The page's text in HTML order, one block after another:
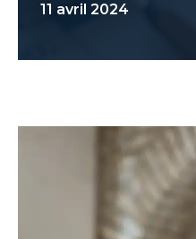
11 avril 2024